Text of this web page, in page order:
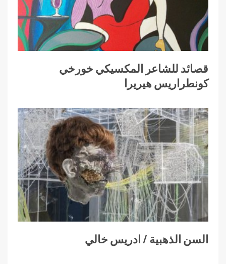
قصائد للشاعر المكسيكي خورخي
كونطراريس هيريرا
السن الذهبية / ادريس خالي